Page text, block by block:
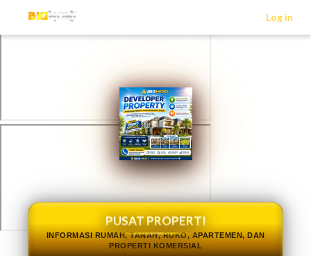
Log in
PUSAT PROPERTI
INFORMASI RUMAH, TANAH, RUKO, APARTEMEN, DAN
PROPERTI KOMERSIAL